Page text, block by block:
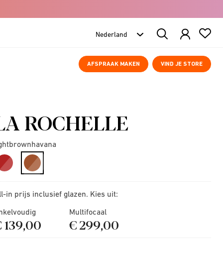
Search
Products
AFSPRAAK MAKEN VIND JE STORE
ROCHELLE
selected
in prijs inclusief glazen. Kies uit:
139,00
Multifocaal
€ 299,00